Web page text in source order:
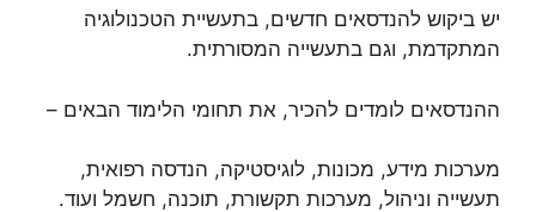
יש ביקוש להנדסאים חדשים, בתעשיית הטכנולוגיה
המתקדמת, וגם בתעשייה המסורתית.
ההנדסאים לומדים להכיר, את תחומי הלימוד הבאים –
מערכות מידע, מכונות, לוגיסטיקה, הנדסה רפואית,
תעשייה וניהול, מערכות תקשורת, תוכנה, חשמל ועוד.